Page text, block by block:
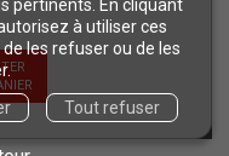
pertinents. En cliquant
à utiliser ces
les refuser ou de les
Tout refuser
économiques